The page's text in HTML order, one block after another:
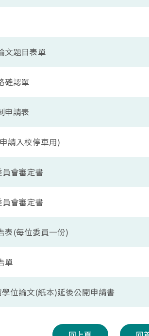
文題目表單
確認單
申請表
請入校停車用)
會審定書
會審定書
表(每位委員一份)
單
位論文(紙本)延後公開申請書